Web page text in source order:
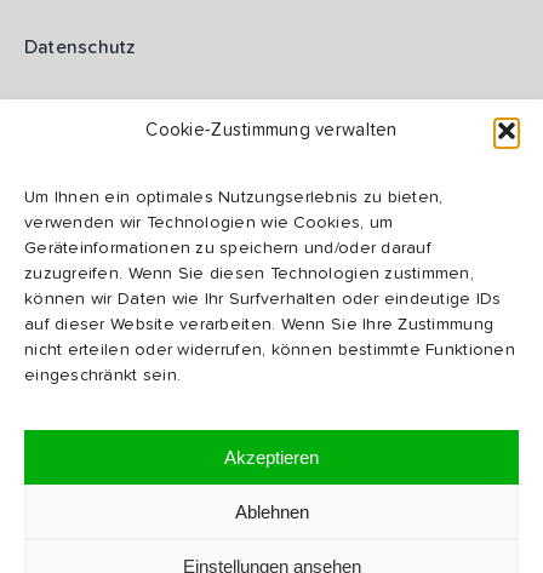
Cookie-Zustimmung verwalten
Um Ihnen ein optimales Nutzungserlebnis zu bieten,
verwenden wir Technologien wie Cookies, um
Geräteinformationen zu speichern und/oder darauf
zuzugreifen. Wenn Sie diesen Technologien zustimmen,
können wir Daten wie Ihr Surfverhalten oder eindeutige IDs
auf dieser Website verarbeiten. Wenn Sie Ihre Zustimmung
nicht erteilen oder widerrufen, können bestimmte Funktionen
eingeschränkt sein.
Akzeptieren
Ablehnen
Einstellungen ansehen
Datenschutz
AGB
AEB
Code of Conduct
Zertifikate